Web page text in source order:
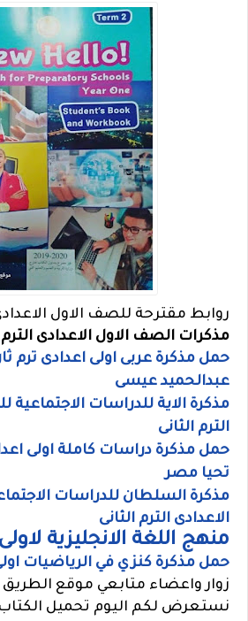
روابط مقترحة للصف الاول الاعدادي
مذكرات الصف الاول الاعدادى الترم
حمل مذكرة عربى اولى اعدادى ترم
عبدالحميد عيسى
مذكرة الاية للدراسات الاجتماعية
الترم الثانى
حمل مذكرة دراسات كاملة اولى
تحيا مصر
مذكرة السلطان للدراسات
الاعدادى الترم الثانى
منهج اللغة الانجليزية لاولى
حمل مذكرة كنزي في الرياضيات
زوار واعضاء متابعي موقع
نستعرض لكم اليوم تحميل الكتاب